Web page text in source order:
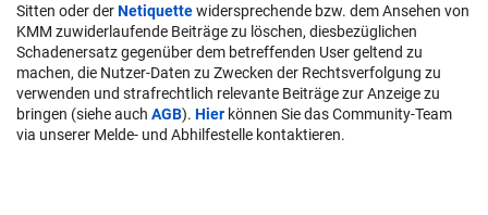
Sitten oder derNetiquettewidersprechende bzw. dem Ansehen von
KMM zuwiderlaufende Beiträge zu löschen, diesbezüglichen
Schadenersatz gegenüber dem betreffenden User geltend zu
machen, die Nutzer-Daten zu Zwecken der Rechtsverfolgung zu
verwenden und strafrechtlich relevante Beiträge zur Anzeige zu
bringen (siehe auch AGB). Hier können Sie das Community-Team
via unserer Melde- und Abhilfestelle kontaktieren.